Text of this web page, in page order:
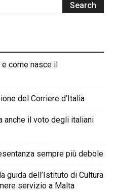
e come nasce il
del Corriere d’Italia
anche il voto degli italiani
sempre più debole
guida dell’Istituto di Cultura
servizio a Malta